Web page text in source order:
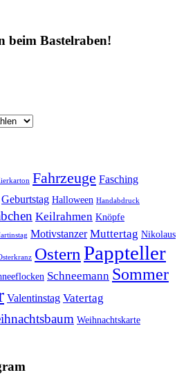
beim Bastelraben!
Fahrzeuge Fasching
Geburtstag Halloween Handabdruck
Keilrahmen Knöpfe
Motivstanzer Muttertag Nikolaus
Ostern Pappteller
Schneemann Sommer
Valentinstag Vatertag
Weihnachtskarte